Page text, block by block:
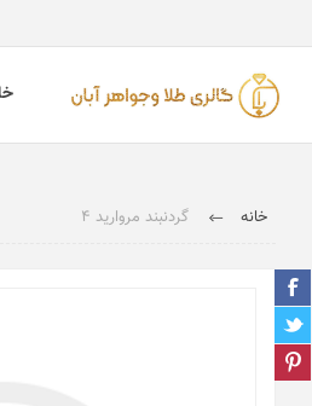
خانه گردنبند مروارید 4